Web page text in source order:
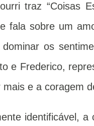
traz “Coisas
fala sobre um
os
e Frederico,
e a coragem
identificável, a